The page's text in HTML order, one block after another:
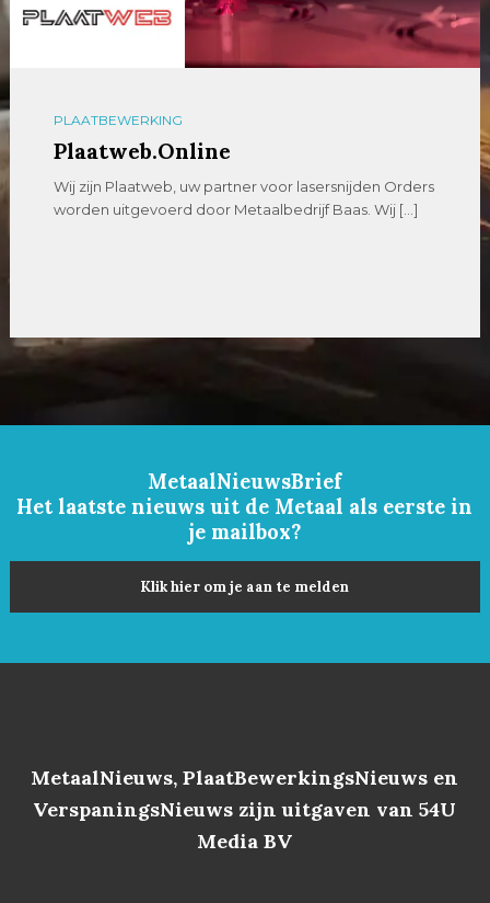
PLAATBEWERKING
Plaatweb.Online
Wij zijn Plaatweb, uw partner voor lasersnijden Orders
worden uitgevoerd door Metaalbedrijf Baas. Wij […]
MetaalNieuwsBrief
Het laatste nieuws uit de Metaal als eerste in
je mailbox?
Klik hier om je aan te melden
MetaalNieuws, PlaatBewerkingsNieuws en
VerspaningsNieuws zijn uitgaven van 54U
Media BV